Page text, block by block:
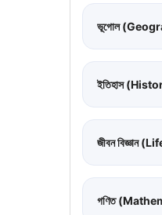
ভূগোল
ইতিহাস
জীবন বিজ্ঞান
গণিত